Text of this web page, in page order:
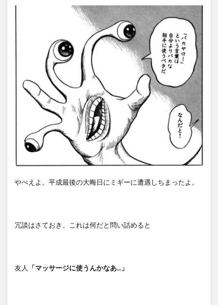
やべえよ。平成最後の大晦日にミギーに遭遇しちまったよ。
冗談はさておき、これは何だと問い詰めると
友人 「マッサージに使うんかなあ...」